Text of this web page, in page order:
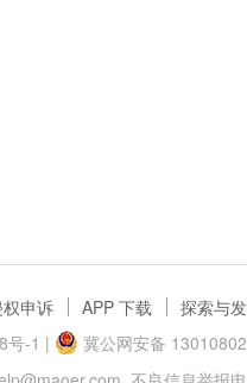
申诉 APP 下载 探索与
号-1 | 冀公网安备